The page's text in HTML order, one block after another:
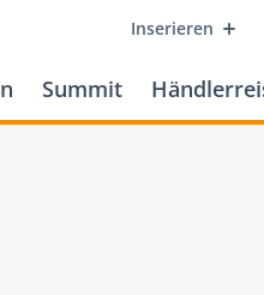
Inserieren
Summit